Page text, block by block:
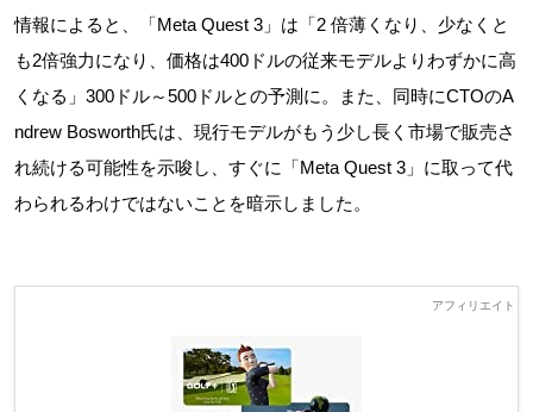
情報によると、「Meta Quest 3」は「2 倍薄くなり、少なくと
も2倍強力になり、価格は400ドルの従来モデルよりわずかに高
くなる」300ドル～500ドルとの予測に。また、同時にCTOのA
ndrew Bosworth氏は、現行モデルがもう少し長く市場で販売さ
れ続ける可能性を示唆し、すぐに「Meta Quest 3」に取って代
わられるわけではないことを暗示しました。